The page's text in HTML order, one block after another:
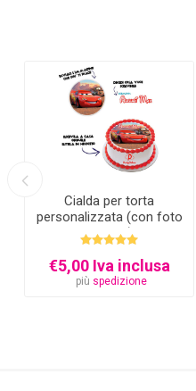
Cialda per torta
personalizzata (con foto
e testo)
€5,00 Iva inclusa
più spedizione